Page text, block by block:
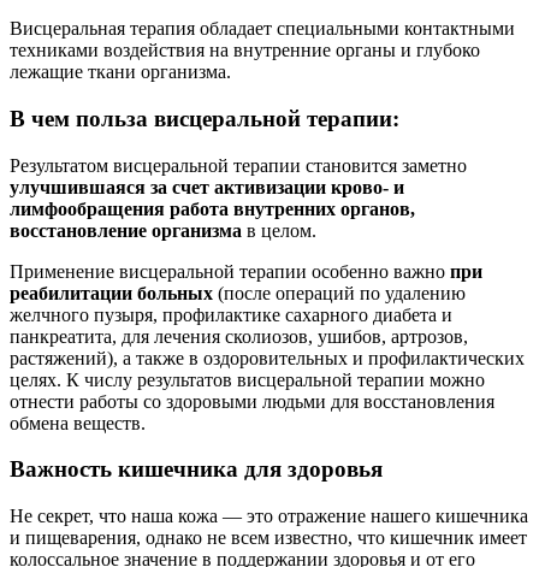
Висцеральная терапия обладает специальными контактными
техниками воздействия на внутренние органы и глубоко
лежащие ткани организма.
В чем польза висцеральной терапии:
Результатом висцеральной терапии становится заметно
улучшившаяся за счет активизации крово- и
лимфообращения работа внутренних органов,
восстановление организма в целом.
Применение висцеральной терапии особенно важно при
реабилитации больных (после операций по удалению
желчного пузыря, профилактике сахарного диабета и
панкреатита, для лечения сколиозов, ушибов, артрозов,
растяжений), а также в оздоровительных и профилактических
целях. К числу результатов висцеральной терапии можно
отнести работы со здоровыми людьми для восстановления
обмена веществ.
Важность кишечника для здоровья
Не секрет, что наша кожа — это отражение нашего кишечника
и пищеварения, однако не всем известно, что кишечник имеет
колоссальное значение в поддержании здоровья и от его